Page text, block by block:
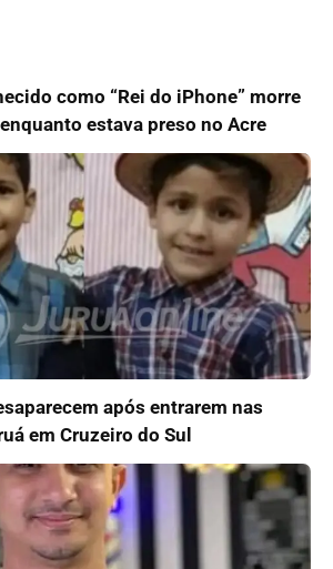
como “Rei do iPhone” morre
estava preso no Acre
após entrarem nas
em Cruzeiro do Sul